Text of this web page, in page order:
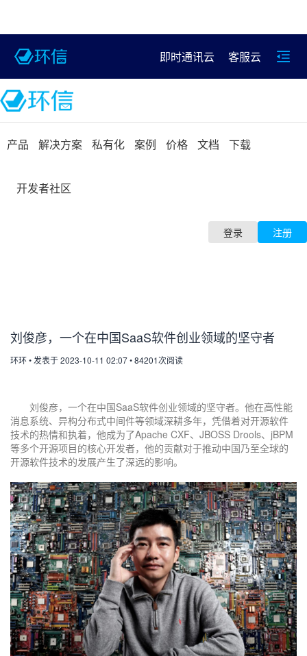
即时通讯云 客服云
产品 解决方案 私有化 案例 价格 文档 下载
开发者社区
登录 注册
刘俊彦，一个在中国SaaS软件创业领域的坚守者
环环• 发表于 2023-10-11 02:07•84201次阅读
刘俊彦，一个在中国SaaS软件创业领域的坚守者。他在高性能
消息系统、异构分布式中间件等领域深耕多年，凭借着对开源软件
技术的热情和执着，他成为了Apache CXF、JBOSS Drools、jBPM
等多个开源项目的核心开发者，他的贡献对于推动中国乃至全球的
开源软件技术的发展产生了深远的影响。